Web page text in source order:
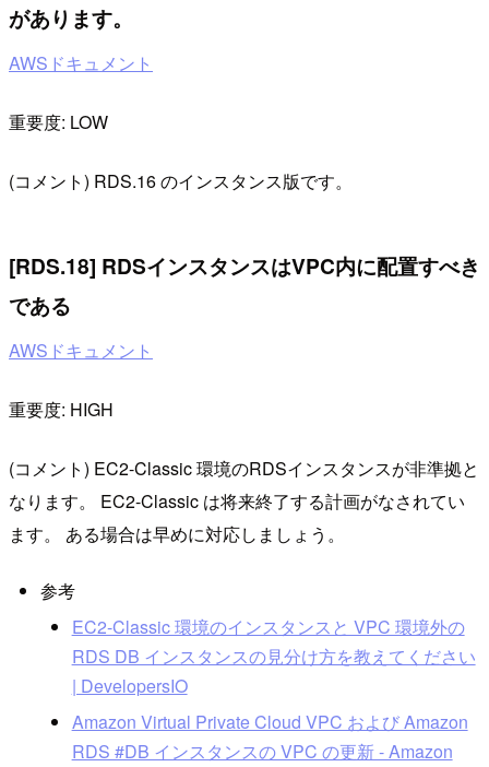
があります。
AWSドキュメント
重要度: LOW
(コメント) RDS.16 のインスタンス版です。
[RDS.18] RDSインスタンスはVPC内に配置すべき
である
AWSドキュメント
重要度: HIGH
(コメント) EC2-Classic 環境のRDSインスタンスが非準拠と
なります。 EC2-Classic は将来終了する計画がなされてい
ます。 ある場合は早めに対応しましょう。
参考
EC2-Classic 環境のインスタンスと VPC 環境外の
RDS DB インスタンスの見分け方を教えてください
| DevelopersIO
Amazon Virtual Private Cloud VPC および Amazon
RDS #DB インスタンスの VPC の更新 - Amazon